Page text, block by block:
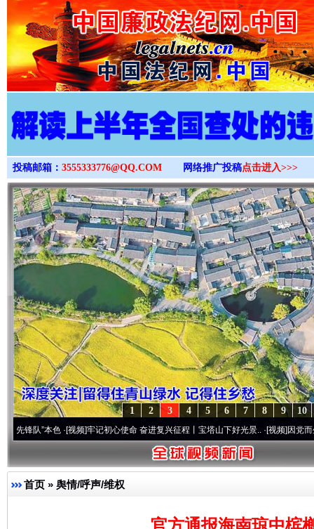
>
投稿邮箱： 3555333776@QQ.COM 网络推广投稿点击进入>>>
10
9
8
7
6
5
4
3
2
1
·[视频]牢记初心使命 奋进复兴征程丨宝塔山下好光景..·[视频]因党而生 为党而
首页 » 舆情/呼声/维权
官方通报海南琼中槟